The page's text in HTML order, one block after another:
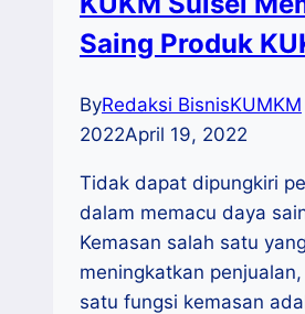
Saing Produk
ByRedaksi BisnisKUMKM
2022April 19, 2022
Tidak dapat dipungkiri
dalam memacu daya
Kemasan salah satu
meningkatkan
satu fungsi kemasan